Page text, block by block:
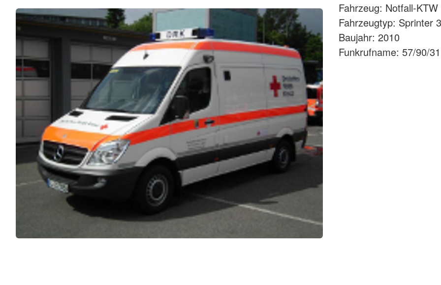
Fahrzeug: Notfall-
Fahrzeugtyp: Sprinter
Baujahr: 2010
Funkrufname: 57/90/31